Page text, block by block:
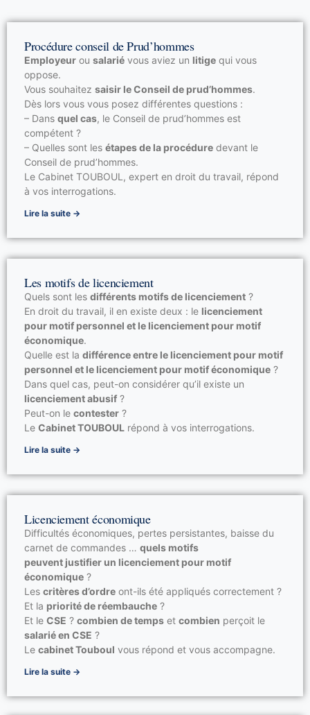
Licenciement pour insuffisance professionnelle
Licenciement pour motif personnel
Procédure conseil de Prud’hommes
Employeur ou salarié vous aviez un litige qui vous
oppose.
Vous souhaitez saisir le Conseil de prud’hommes.
Dès lors vous vous posez différentes questions :
– Dans quel cas, le Conseil de prud’hommes est
compétent ?
– Quelles sont les étapes de la procédure devant le
Conseil de prud’hommes.
Le Cabinet TOUBOUL, expert en droit du travail, répond
à vos interrogations.
Lire la suite →
Les motifs de licenciement
Quels sont les différents motifs de licenciement ?
En droit du travail, il en existe deux : le licenciement
pour motif personnel et le licenciement pour motif
économique.
Quelle est la différence entre le licenciement pour motif
personnel et le licenciement pour motif économique ?
Dans quel cas, peut-on considérer qu’il existe un
licenciement abusif ?
Peut-on le contester ?
Le Cabinet TOUBOUL répond à vos interrogations.
Lire la suite →
Licenciement économique
Difficultés économiques, pertes persistantes, baisse du
carnet de commandes … quels motifs
peuvent justifier un licenciement pour motif
économique ?
Les critères d’ordre ont-ils été appliqués correctement ?
Et la priorité de réembauche ?
Et le CSE ? combien de temps et combien perçoit le
salarié en CSE ?
Le cabinet Touboul vous répond et vous accompagne.
Lire la suite →